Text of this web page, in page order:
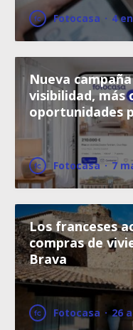
Fotocasa · 4
Nueva
visibilidad, más
oportunidades
Fotocasa · 7
Los franceses
compras de
Brava
Fotocasa · 26